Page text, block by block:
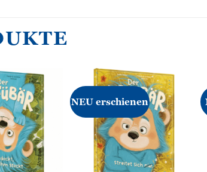
Zur
Wunschliste
hinzufügen
NEU erschienen
Zur
Wunschliste
hinzufügen